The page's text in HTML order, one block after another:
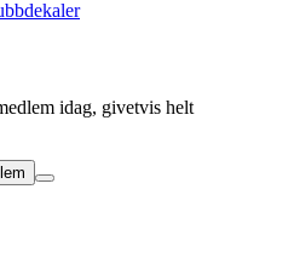
idag, givetvis helt